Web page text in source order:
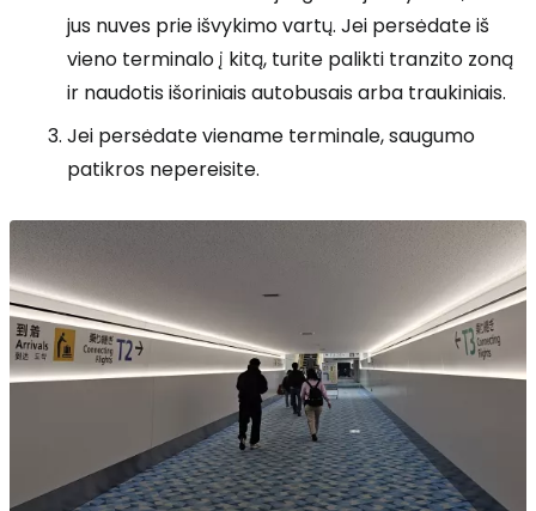
jus nuves prie išvykimo vartų. Jei persėdate iš
vieno terminalo į kitą, turite palikti tranzito zoną
ir naudotis išoriniais autobusais arba traukiniais.
Jei persėdate viename terminale, saugumo
patikros nepereisite.